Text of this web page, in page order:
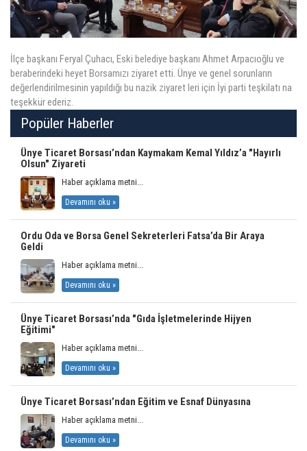
İLETIŞIM
İlçe başkanı Feryal Çuhacı, Eski belediye başkanı Ahmet Arpacıoğlu ve
beraberindeki heyet Borsamızı ziyaret etti. Ünye ve genel sorunların
değerlendirilmesinin yapıldığı bu nazik ziyaret leri için İyi parti teşkilatı na
teşekkür ederiz.
Popüler Haberler
Ünye Ticaret Borsası’ndan Kaymakam Kemal Yıldız’a "Hayırlı
Olsun" Ziyareti
Haber açıklama metni...
Devamını oku »
Ordu Oda ve Borsa Genel Sekreterleri Fatsa’da Bir Araya
Geldi
Haber açıklama metni...
Devamını oku »
Ünye Ticaret Borsası’nda "Gıda İşletmelerinde Hijyen
Eğitimi"
Haber açıklama metni...
Devamını oku »
Ünye Ticaret Borsası’ndan Eğitim ve Esnaf Dünyasına
Haber açıklama metni...
Devamını oku »